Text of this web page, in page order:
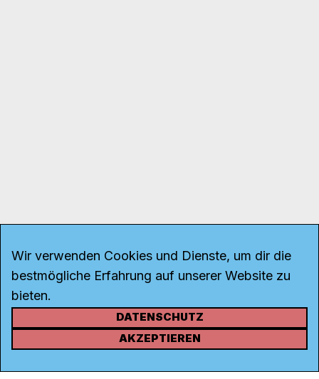
KONTAKT
Wir verwenden Cookies und Dienste, um dir die
bestmögliche Erfahrung auf unserer Website zu
bieten.
DATENSCHUTZ
AKZEPTIEREN